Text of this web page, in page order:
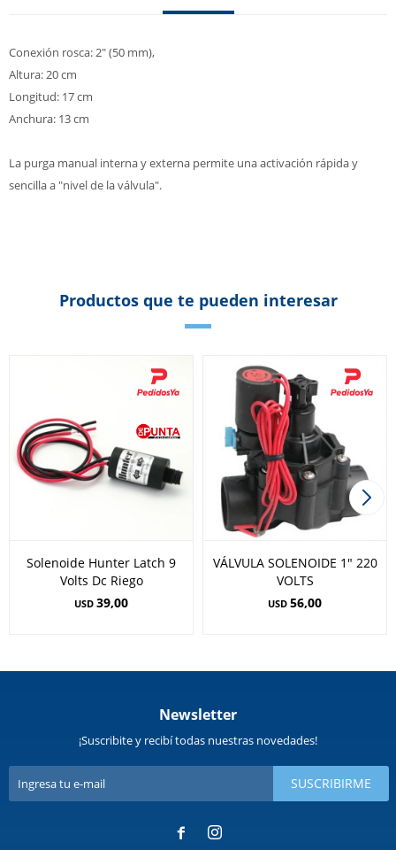
Conexión rosca: 2" (50 mm),
Altura: 20 cm
Longitud: 17 cm
Anchura: 13 cm
La purga manual interna y externa permite una activación rápida y
sencilla a "nivel de la válvula".
Productos que te pueden interesar
Solenoide Hunter Latch 9
Volts Dc Riego
USD 39,00
VÁLVULA SOLENOIDE 1" 220
VOLTS
USD 56,00
Newsletter
¡Suscribite y recibí todas nuestras novedades!
SUSCRIBIRME
 